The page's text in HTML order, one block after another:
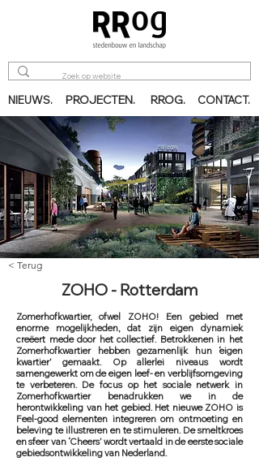
NIEUWS. PROJECTEN. RROG. CONTACT.
< Terug
ZOHO - Rotterdam
Zomerhofkwartier, ofwel ZOHO! Een gebied met
enorme mogelijkheden, dat zijn eigen dynamiek
creëert mede door het collectief. Betrokkenen in het
Zomerhofkwartier hebben gezamenlijk hun ‘eigen
kwartier’ gemaakt. Op allerlei niveaus wordt
samengewerkt om de eigen leef- en verblijfsomgeving
te verbeteren. De focus op het sociale netwerk in
Zomerhofkwartier benadrukken we in de
herontwikkeling van het gebied. Het nieuwe ZOHO is
Feel-good elementen integreren om ontmoeting en
beleving te illustreren en te stimuleren. De smeltkroes
en sfeer van ‘Cheers’ wordt vertaald in de eerste sociale
gebiedsontwikkeling van Nederland.